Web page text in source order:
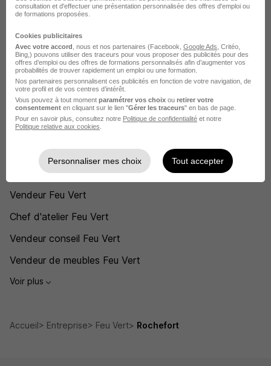
Feu Vert Montpellier
Voir plus
Voir toutes les offres par ville chez Feu Vert
Postuler chez Feu Vert par Métier
Mécanicien automobile Feu Vert
Mécanicien automobile Feu Vert
Vendeur Feu Vert
Chef d'atelier Feu Vert
Vendeur conseil Feu Vert
Vendeur de meubles Feu Vert
Voir plus
Accueil Entreprise Feu Vert Rochefort
consultation et d'effectuer une présentation personnalisée des offres d'emploi ou
de formations proposées.
Cookies publicitaires
Avec votre accord , nous et nos partenaires (Facebook, Google Ads , Critéo,
Bing,) pouvons utiliser des traceurs pour vous proposer des publicités pour des
offres d’emploi ou des offres de formations personnalisés afin d’augmenter vos
probabilités de trouver rapidement un emploi ou une formation.
Nos partenaires personnalisent ces publicités en fonction de votre navigation, de
votre profil et de vos centres d’intérêt.
Vous pouvez à tout moment paramétrer vos choix ou retirer votre
consentement en cliquant sur le lien "Gérer les traceurs" en bas de page.
Pour en savoir plus, consultez notre Politique de confidentialité et notre
Politique relative aux cookies
Personnaliser mes choix Tout accepter